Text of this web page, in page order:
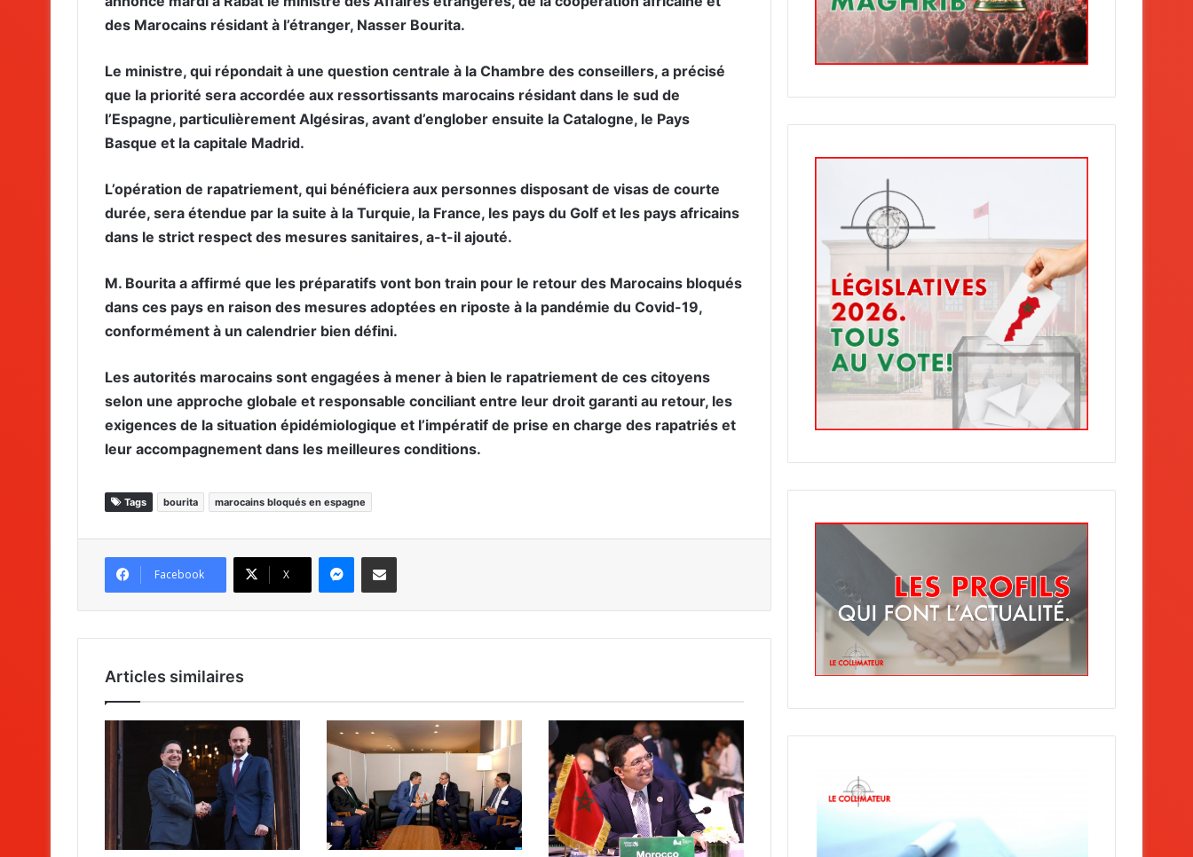
des Marocains résidant à l’étranger, Nasser Bourita.
Le ministre, qui répondait à une question centrale à la Chambre des conseillers, a précisé
que la priorité sera accordée aux ressortissants marocains résidant dans le sud de
l’Espagne, particulièrement Algésiras, avant d’englober ensuite la Catalogne, le Pays
Basque et la capitale Madrid.
L’opération de rapatriement, qui bénéficiera aux personnes disposant de visas de courte
durée, sera étendue par la suite à la Turquie, la France, les pays du Golf et les pays africains
dans le strict respect des mesures sanitaires, a-t-il ajouté.
M. Bourita a affirmé que les préparatifs vont bon train pour le retour des Marocains bloqués
dans ces pays en raison des mesures adoptées en riposte à la pandémie du Covid-19,
conformément à un calendrier bien défini.
Les autorités marocains sont engagées à mener à bien le rapatriement de ces citoyens
selon une approche globale et responsable conciliant entre leur droit garanti au retour, les
exigences de la situation épidémiologique et l’impératif de prise en charge des rapatriés et
leur accompagnement dans les meilleures conditions.
Tags bourita marocains bloqués en espagne
Facebook X
Articles similaires